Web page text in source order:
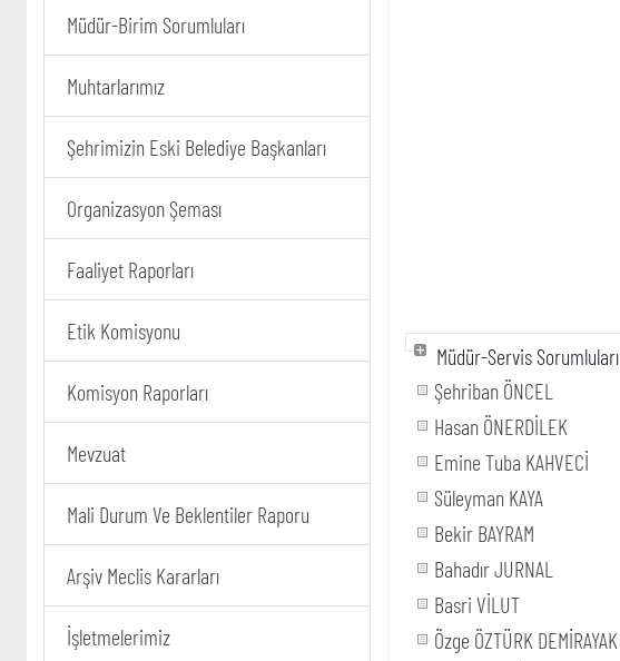
Müdür-Birim Sorumluları
Muhtarlarımız
Şehrimizin Eski Belediye Başkanları
Organizasyon Şeması
Faaliyet Raporları
Etik Komisyonu
Komisyon Raporları
Mevzuat
Mali Durum Ve Beklentiler Raporu
Arşiv Meclis Kararları
İşletmelerimiz
Müdür-Servis Sorumluları
Şehriban ÖNCEL
Hasan ÖNERDİLEK
Emine Tuba KAHVECİ
Süleyman KAYA
Bekir BAYRAM
Bahadır JURNAL
Basri VİLUT
Özge ÖZTÜRK DEMİRAYAK